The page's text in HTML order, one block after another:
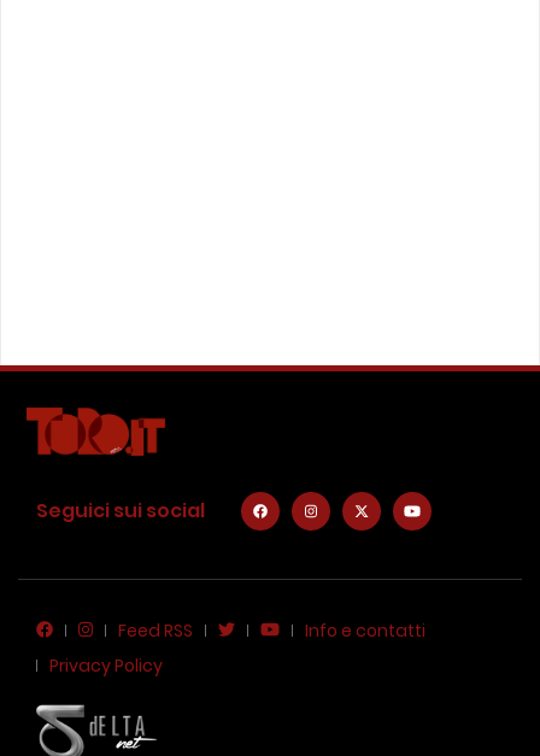
Seguici sui social
Feed RSS
Info e contatti
Privacy Policy